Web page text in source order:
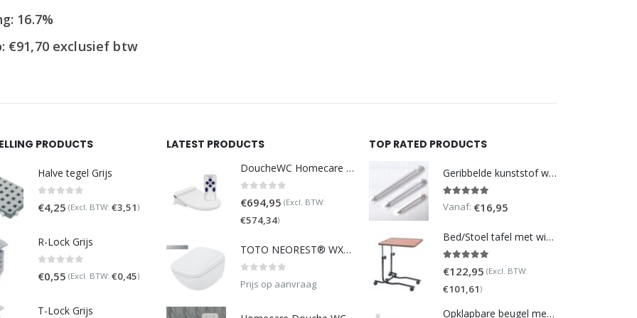
€119,95.€99,95.
16.7%
€91,70exclusief btw
PRODUCTS
Halve tegel Grijs
€4,25 (Excl. BTW: €3,51)
R-Lock Grijs
€0,55 (Excl. BTW: €0,45)
T-Lock Grijs
LATEST PRODUCTS
DoucheWC Homecare – Pure 500R
€694,95 (Excl. BTW:
€574,34)
TOTO NEOREST® WX1 - incl. remote control
Prijs op aanvraag
TOP RATED PRODUCTS
Geribbelde kunststof wandbeugel
out of 5
Vanaf: €16,95
Bed/Stoel tafel met wielen (verstelbaar)
€122,95 (Excl. BTW:
€101,61)
Opklapbare beugel met steunpoot (verstelbaar)